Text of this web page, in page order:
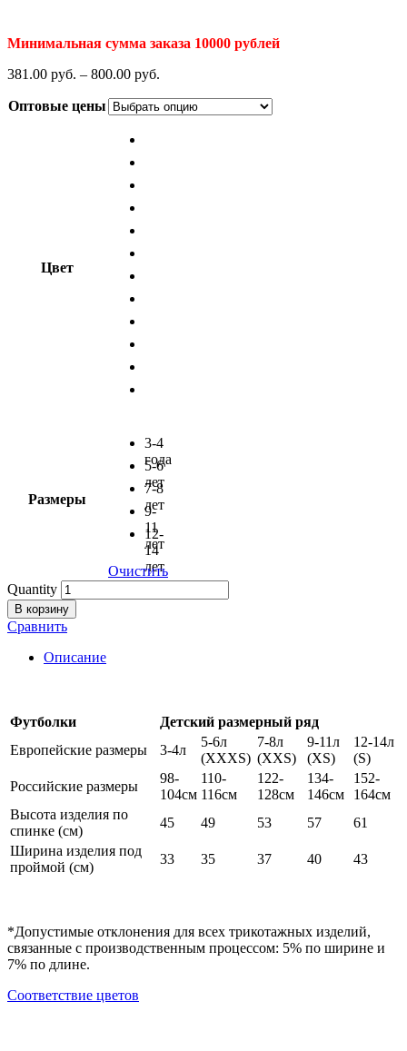
Минимальная сумма заказа 10000 рублей
381.00 руб. – 800.00 руб.
Оптовые цены
Цвет
Размеры
3-4
года
5-6
лет
7-8
лет
9-
11
лет
12-
14
лет
Очистить
Quantity
В корзину
Сравнить
Описание
Футболки
Детский размерный ряд
Европейские размеры
3-4л
5-6л
(XXXS)
7-8л
(XXS)
9-11л
(XS)
12-14л
(S)
Российские размеры
98-
104см
110-
116см
122-
128см
134-
146см
152-
164см
Высота изделия по
спинке (см)
45 49 53 57
61
Ширина изделия под
проймой (см)
33 35 37 40 43
*Допустимые отклонения для всех трикотажных изделий,
связанные с производственным процессом: 5% по ширине и
7% по длине.
Cоответствие цветов